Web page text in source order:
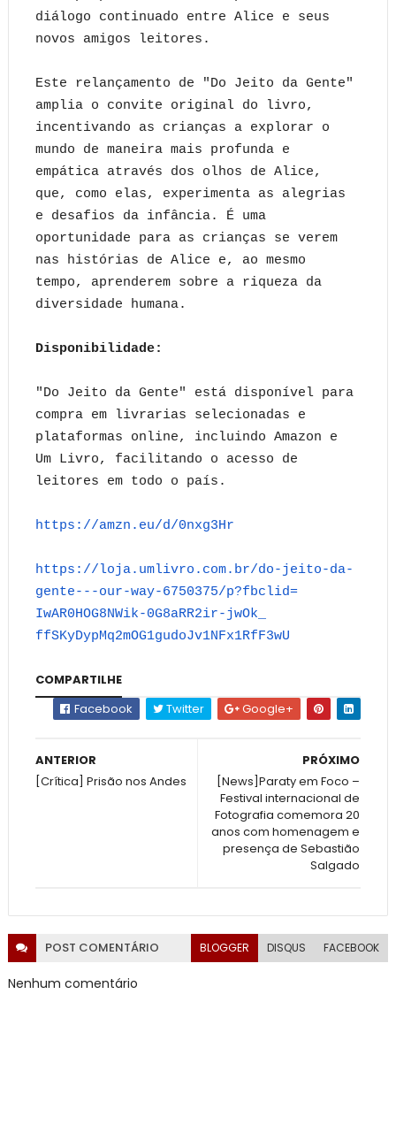
diálogo continuado entre Alice e seus
novos amigos leitores.
Este relançamento de "Do Jeito da Gente"
amplia o convite original do livro,
incentivando as crianças a explorar o
mundo de maneira mais profunda e
empática através dos olhos de Alice,
que, como elas, experimenta as alegrias
e desafios da infância. É uma
oportunidade para as crianças se verem
nas histórias de Alice e, ao mesmo
tempo, aprenderem sobre a riqueza da
diversidade humana.
Disponibilidade:
"Do Jeito da Gente" está disponível para
compra em livrarias selecionadas e
plataformas online, incluindo Amazon e
Um Livro, facilitando o acesso de
leitores em todo o país.
https://amzn.eu/d/0nxg3Hr
https://loja.umlivro.com.br/do-jeito-da-
gente---our-way-6750375/p?fbclid=
IwAR0HOG8NWik-0G8aRR2ir-jwOk_
ffSKyDypMq2mOG1gudoJv1NFx1RfF3wU
COMPARTILHE
Facebook
Twitter Google+
PRÓXIMO
[News]Paraty em Foco –
Festival internacional de
Fotografia comemora 20
anos com homenagem e
presença de Sebastião
Salgado
ANTERIOR
[Crítica] Prisão nos Andes
POST COMENTÁRIO BLOGGER DISQUS FACEBOOK
Nenhum comentário